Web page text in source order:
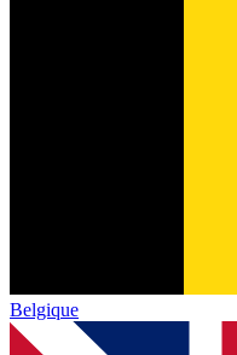
Belgique